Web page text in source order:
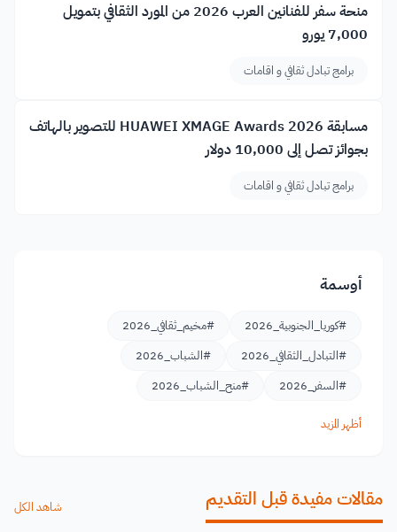
منحة سفر للفنانين العرب 2026 من المورد الثقافي بتمويل
7,000 يورو
برامج تبادل ثقافي و اقامات
مسابقة HUAWEI XMAGE Awards 2026 للتصوير بالهاتف
بجوائز تصل إلى 10,000 دولار
برامج تبادل ثقافي و اقامات
أوسمة
#كوريا_الجنوبية_2026
#مخيم_ثقافي_2026
#التبادل_الثقافي_2026
#الشباب_2026
#السفر_2026
#منح_الشباب_2026
أظهر المزيد
مقالات مفيدة قبل التقديم شاهد الكل